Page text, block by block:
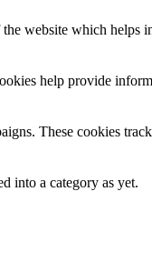
website which helps
help provide
These cookies
into a category as yet.